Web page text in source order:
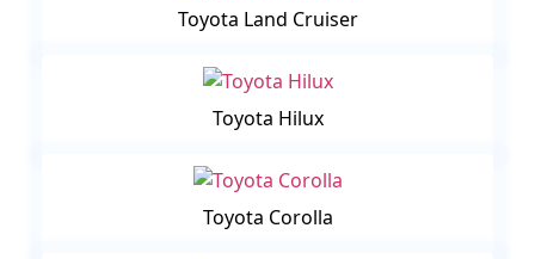
Toyota Land Cruiser
Toyota Hilux
Toyota Corolla